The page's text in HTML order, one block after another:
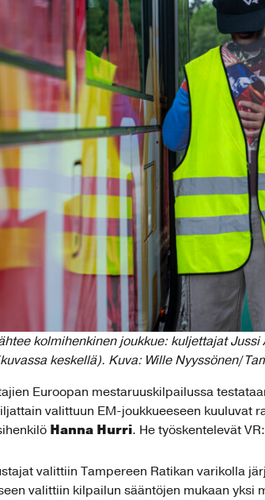
kolmihenkinen joukkue: kuljettajat
keskellä). Kuva: Wille Nyyssönen/
Euroopan mestaruuskilpailussa
valittuun EM-joukkueeseen kuuluvat
Hanna Hurri. He työskentelevät
valittiin Tampereen Ratikan varikolla
valittiin kilpailun sääntöjen mukaan yksi